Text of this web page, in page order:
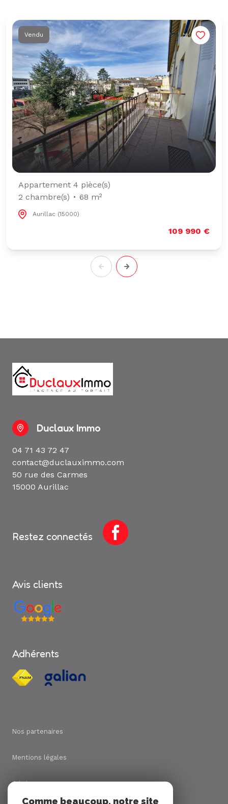
Vendu
Appartement 4 pièce(s)
2 chambre(s)
68 m²
Aurillac (15000)
109 990 €
Duclaux Immo
04 71 43 72 47
contact@duclauximmo.com
50 rue des Carmes
15000 Aurillac
Restez connectés
Avis clients
Adhérents
Nos partenaires
Mentions légales
Admin
Comme beaucoup, notre site